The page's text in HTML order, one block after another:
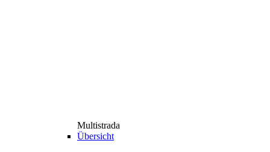
Multistrada
Übersicht